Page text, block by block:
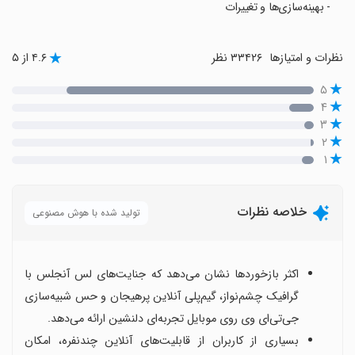
- بهینه‌سازی‌ها و تغییرات
نظرات و امتیازها ۴.۶ از ۵
۵
۴
۳
۲
۱
خلاصه نظرات تولید شده با هوش مصنوعی
اکثر بازخوردها نشان می‌دهد که جنایت‌های لس آنجلس با
گرافیک چشم‌نواز، گیم‌پلی آنلاین پرهیجان و حس شبیه‌سازی
جی‌تی‌ای وی روی موبایل تجربه‌ای دلنشین ارائه می‌دهد.
بسیاری از کاربران از قابلیت‌های آنلاین چندنفره، امکان